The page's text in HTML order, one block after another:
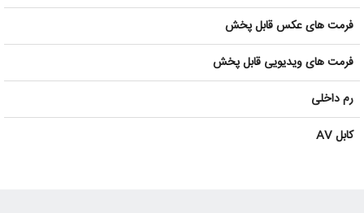
فرمت های عکس قابل پخش
فرمت های ویدیویی قابل پخش
رم داخلی
کابل AV